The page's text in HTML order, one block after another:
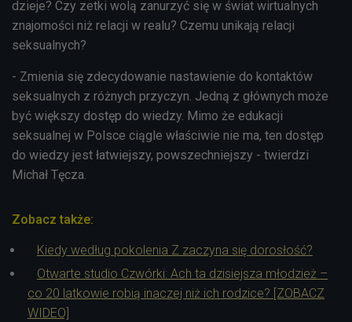
dzieje? Czy zetki wolą zanurzyć się w świat wirtualnych
znajomości niż relacji w realu? Czemu unikają relacji
seksualnych?
- Zmienia się zdecydowanie nastawienie do kontaktów
seksualnych z różnych przyczyn. Jedną z głównych może
być większy dostęp do wiedzy. Mimo że edukacji
seksualnej w Polsce ciągle właściwie nie ma, ten dostęp
do wiedzy jest łatwiejszy, powszechniejszy - twierdzi
Michał Tęcza.
Zobacz także:
Kiedy według pokolenia Z zaczyna się dorosłość?
Otwarte studio Czwórki: Ach ta dzisiejsza młodzież –
co 20 latkowie robią inaczej niż ich rodzice? [ZOBACZ
WIDEO]